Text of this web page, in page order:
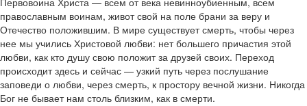
православным воинам, живот свой на поле брани за веру и
Отечество положившим. В мире существует смерть, чтобы через
нее мы учились Христовой любви: нет большего причастия этой
любви, как кто душу свою положит за друзей своих. Переход
происходит здесь и сейчас — узкий путь через послушание
заповеди о любви, через смерть, к простору вечной жизни. Никогда
Бог не бывает нам столь близким, как в смерти.